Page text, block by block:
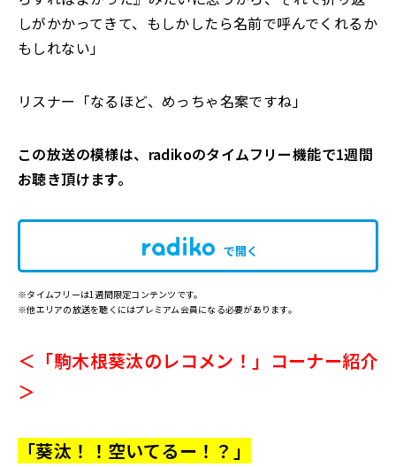
しがかかってきて、もしかしたら名前で呼んでくれるか
もしれない」
リスナー「なるほど、めっちゃ名案ですね」
この放送の模様は、radikoのタイムフリー機能で1週間
お聴き頂けます。
で開く
※タイムフリーは1週間限定コンテンツです。
※他エリアの放送を聴くにはプレミアム会員になる必要があります。
＜「駒木根葵汰のレコメン！」コーナー紹介
＞
「葵汰！！空いてるー！？」